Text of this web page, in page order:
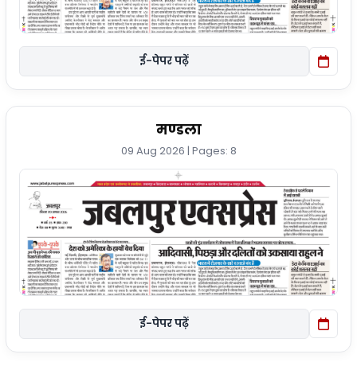
ई-पेपर पढ़ें
मण्डला
09 Aug 2026 | Pages: 8
ई-पेपर पढ़ें